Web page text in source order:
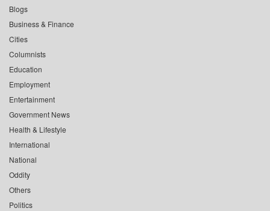
Blogs
Business & Finance
Cities
Columnists
Education
Employment
Entertainment
Government News
Health & Lifestyle
International
National
Oddity
Others
Politics